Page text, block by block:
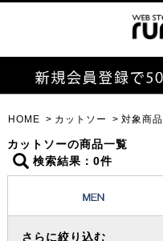
HOME カットソー 対象商品
カットソーの商品一覧
検索結果：0件
さらに絞り込む